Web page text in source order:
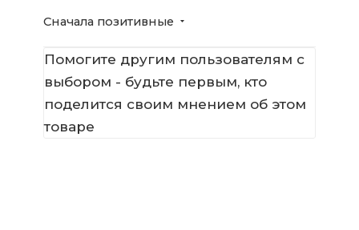
Сначала позитивные
Помогите другим пользователям с
выбором - будьте первым, кто
поделится своим мнением об этом
товаре